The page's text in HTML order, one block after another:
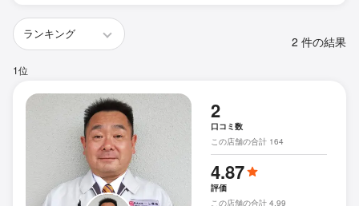
2 件の結果
1位
2
口コミ数
この店舗の合計 164
4.87
評価
この店舗の合計 4.99